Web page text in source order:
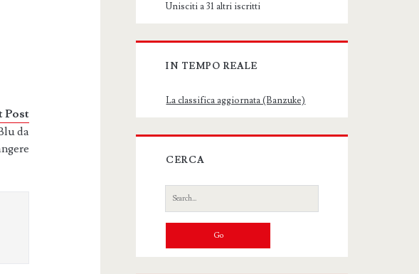
Post
da
Unisciti a 31 altri iscritti
IN TEMPO REALE
La classifica aggiornata (Banzuke)
CERCA
Search
for: